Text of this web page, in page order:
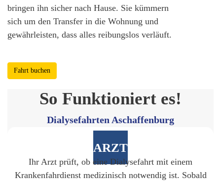
bringen ihn sicher nach Hause. Sie kümmern
sich um den Transfer in die Wohnung und
gewährleisten, dass alles reibungslos verläuft.
Fahrt buchen
So Funktioniert es!
Dialysefahrten Aschaffenburg
ARZT
Ihr Arzt prüft, ob eine Dialysefahrt mit einem
Krankenfahrdienst medizinisch notwendig ist. Sobald